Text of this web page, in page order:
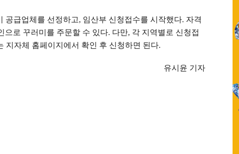
공급업체를 선정하고, 임산부 신청접수를 시작했다. 자격
으로 꾸러미를 주문할 수 있다. 다만, 각 지역별로 신청접
지자체 홈페이지에서 확인 후 신청하면 된다.
유시윤 기자